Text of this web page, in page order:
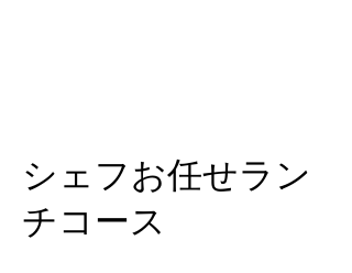
シェフお任せラン
チコース